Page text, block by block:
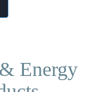
Energy